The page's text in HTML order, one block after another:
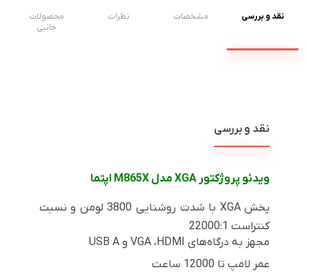
نقد و بررسی مشخصات نظرات
محصولات
جانبی
نقد و بررسی
ویدئو پروژکتور XGAمدل M865X اپتما
پخشXGA با شدت روشنایی 3800 لومن و نسبت
کنتراست 22000:1
مجهز به درگاه‌های HDMI، VGAو USB A
عمر لامپ تا 12000 ساعت